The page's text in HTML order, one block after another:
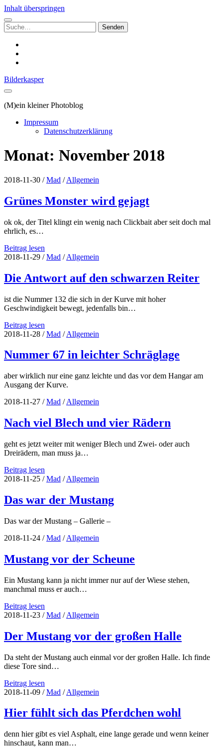
Inhalt überspringen
Suchen
nach:
Bilderkasper
(M)ein kleiner Photoblog
Impressum
Datenschutzerklärung
Monat: November 2018
2018-11-30 /Mad /Allgemein
Grünes Monster wird gejagt
ok ok, der Titel klingt ein wenig nach Clickbait aber seit doch mal
ehrlich, es…
Beitrag lesen
Monster
2018-11-29 /Mad /Allgemein
Die Antwort auf den schwarzen Reiter
ist die Nummer 132 die sich in der Kurve mit hoher
Geschwindigkeit bewegt, jedenfalls bin…
Beitrag lesen
Antwort
den
schwarzen
2018-11-28 /Mad /Allgemein
Nummer 67 in leichter Schräglage
aber wirklich nur eine ganz leichte und das vor dem Hangar am
Ausgang der Kurve.
2018-11-27 /Mad /Allgemein
Nach viel Blech und vier Rädern
geht es jetzt weiter mit weniger Blech und Zwei- oder auch
Dreirädern, man muss ja…
Beitrag lesen
viel
und
vier
2018-11-25 /Mad /Allgemein
Das war der Mustang
Das war der Mustang – Gallerie –
2018-11-24 /Mad /Allgemein
Mustang vor der Scheune
Ein Mustang kann ja nicht immer nur auf der Wiese stehen,
manchmal muss er auch…
Beitrag lesen
vor
Scheune
2018-11-23 /Mad /Allgemein
Der Mustang vor der großen Halle
Da steht der Mustang auch einmal vor der großen Halle. Ich finde
diese Tore sind…
Beitrag lesen
Mustang
der
großen
2018-11-09 /Mad /Allgemein
Hier fühlt sich das Pferdchen wohl
denn hier gibt es viel Asphalt, eine lange gerade und wenn keiner
hinschaut, kann man…